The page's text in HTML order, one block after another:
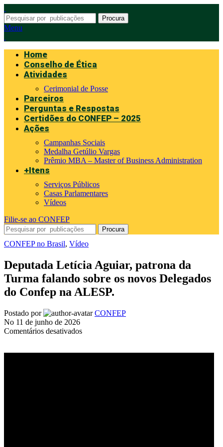
Procura
Menu
Home
Conselho de Ética
Atividades
Cerimonial de Posse
Parceiros
Perguntas e Respostas
Certidões do CONFEP – 2025
Ações
Campanhas Sociais
Medalha Getúlio Vargas
Prêmio MBA – Master of Business Administration
+Itens
Serviços Públicos
Casas Parlamentares
Vídeos
Filie-se ao CONFEP
Procura
CONFEP no Brasil, Vídeo
Deputada Letícia Aguiar, patrona da
Turma falando sobre os novos Delegados
do Confep na ALESP.
Postado por
CONFEP
No 11 de junho de 2026
Comentários desativadosem